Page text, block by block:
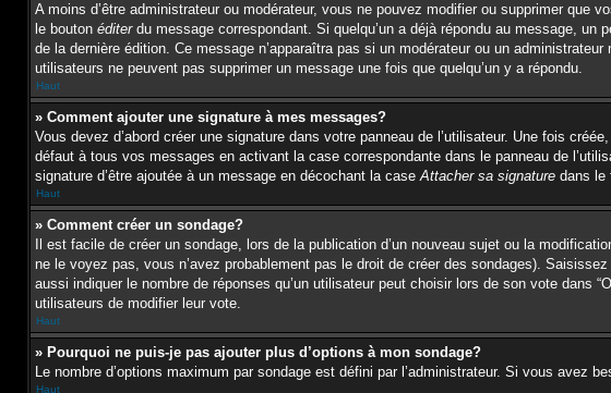
A moins d’être administrateur ou modérateur, vous ne pouvez modifier ou supprimer
le bouton éditerdu message correspondant. Si quelqu’un a déjà répondu au message, un
de la dernière édition. Ce message n’apparaîtra pas si un modérateur ou un
utilisateurs ne peuvent pas supprimer un message une fois que quelqu’un y a répondu.
Haut
» Comment ajouter une signature à mes messages?
Vous devez d’abord créer une signature dans votre panneau de l’utilisateur. Une fois
défaut à tous vos messages en activant la case correspondante dans le panneau de
signature d’être ajoutée à un message en décochant la caseAttacher sa signature dans le
Haut
» Comment créer un sondage?
Il est facile de créer un sondage, lors de la publication d’un nouveau sujet ou la
ne le voyez pas, vous n’avez probablement pas le droit de créer des sondages).
aussi indiquer le nombre de réponses qu’un utilisateur peut choisir lors de son vote dans
utilisateurs de modifier leur vote.
Haut
» Pourquoi ne puis-je pas ajouter plus d’options à mon sondage?
Le nombre d’options maximum par sondage est défini par l’administrateur. Si vous avez
Haut